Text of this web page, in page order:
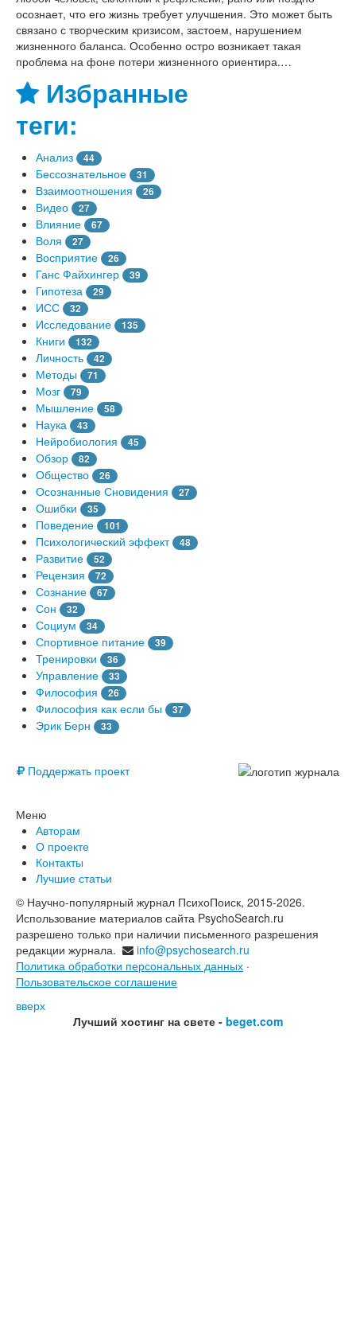
осознает, что его жизнь требует улучшения. Это может быть
связано с творческим кризисом, застоем, нарушением
жизненного баланса. Особенно остро возникает такая
проблема на фоне потери жизненного ориентира.…
Избранные
теги:
Анализ 44
Бессознательное 31
Взаимоотношения 26
Видео 27
Влияние 67
Воля 27
Восприятие 26
Ганс Файхингер 39
Гипотеза 29
ИСС 32
Исследование 135
Книги 132
Личность 42
Методы 71
Мозг 79
Мышление 58
Наука 43
Нейробиология 45
Обзор 82
Общество 26
Осознанные Сновидения 27
Ошибки 35
Поведение 101
Психологический эффект 48
Развитие 52
Рецензия 72
Сознание 67
Сон 32
Социум 34
Спортивное питание 39
Тренировки 36
Управление 33
Философия 26
Философия как если бы 37
Эрик Берн
33
Поддержать проект
Меню
Авторам
О проекте
Контакты
Лучшие статьи
© Научно-популярный журнал ПсихоПоиск, 2015-2026.
Использование материалов сайта PsychoSearch.ru
разрешено только при наличии письменного разрешения
редакции журнала.
info@psychosearch.ru
Политика обработки персональных данных ·
Пользовательское соглашение
вверх
Лучший хостинг на свете - beget.com